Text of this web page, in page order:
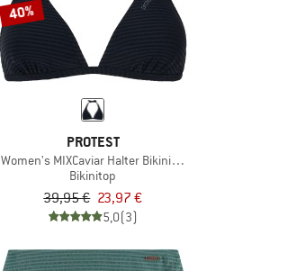
40%
PROTEST
Women's MIXCaviar Halter Bikini Top B&C-Cup
Bikinitop
39,95 € 23,97 €
5,0(3)